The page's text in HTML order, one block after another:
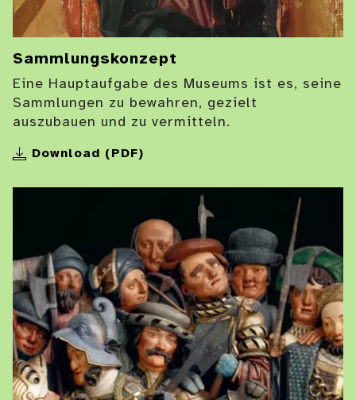
Sammlungskonzept
Eine Hauptaufgabe des Museums ist es, seine
Sammlungen zu bewahren, gezielt
auszubauen und zu vermitteln.
Download (PDF)